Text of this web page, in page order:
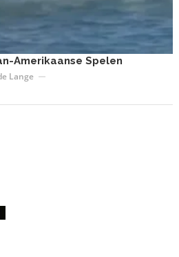
Amerikaanse Spelen
Lange